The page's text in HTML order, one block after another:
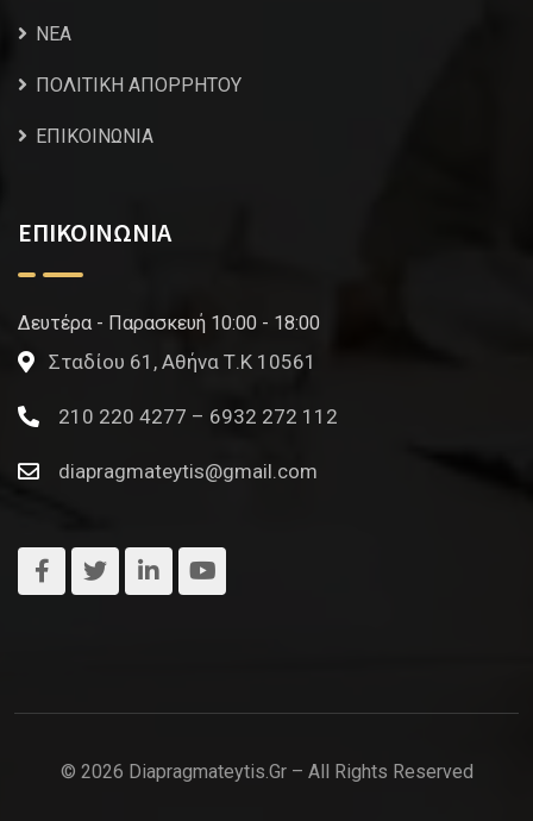
NEA
ΠΟΛΙΤΙΚΗ ΑΠΟΡΡΗΤΟΥ
ΕΠΙΚΟΙΝΩΝΙΑ
ΕΠΙΚΟΙΝΩΝΙΑ
Δευτέρα - Παρασκευή 10:00 - 18:00
Σταδίου 61, Αθήνα Τ.Κ 10561
210 220 4277 – 6932 272 112
diapragmateytis@gmail.com
© 2026 Diapragmateytis.gr – All Rights Reserved